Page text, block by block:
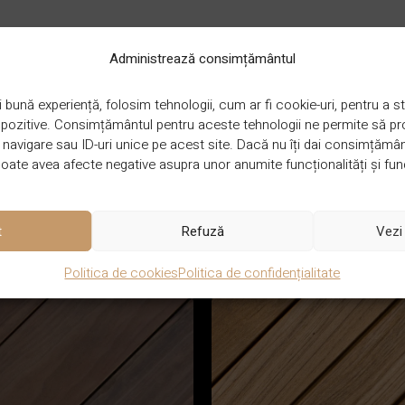
Administrează consimțământul
bună experiență, folosim tehnologii, cum ar fi cookie-uri, pentru a
Consimțământul pentru aceste tehnologii ne permite să
sau ID-uri unice pe acest site. Dacă nu îți dai
avea afecte negative asupra unor anumite funcționalități și
Refuză
Politica de cookiesPolitica de confidențialitate
în profunzime podelele din lemn patinate și uzate.
în trei moduri: puteți să închiriați o mașină de curățat
mici sau puteți angaja un Parchetar certificat de Bona
CANTITATE 4 L